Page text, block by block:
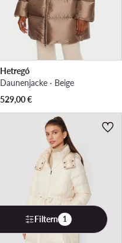
Hetregó
Daunenjacke · Beige
529,00€
Filtern 1